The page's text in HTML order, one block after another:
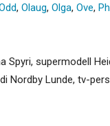
, Olaug, Olga, Ove,
supermodell
Nordby Lunde, tv-